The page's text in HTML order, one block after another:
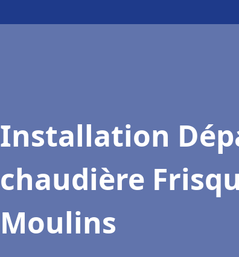
Installation
chaudière
Moulins